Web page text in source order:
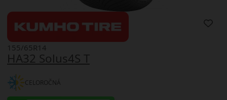
HA32 Solus4S T
155/65R14
CELOROČNÁ